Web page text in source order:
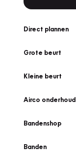
Direct plannen
Grote beurt
Kleine beurt
Airco onderhoud
Bandenshop
Banden